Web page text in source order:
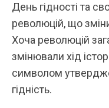
День гідності та
революцій, що
Хоча революцій
змінювали хід
символом
гідність.